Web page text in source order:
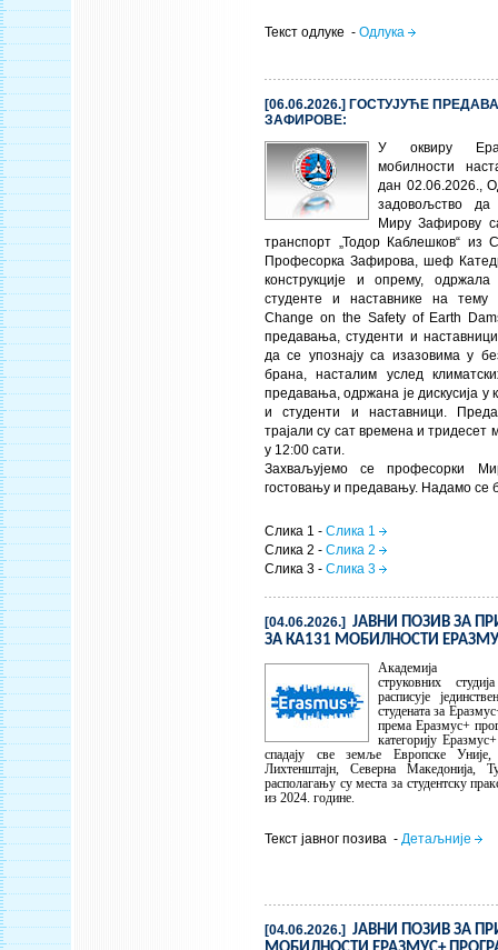
Текст одлуке - Одлука
[06.06.2026.] ГОСТУЈУЋЕ
ЗАФИРОВЕ:
У оквиру
мобилности
дан 02.06.2026.,
задовољство
Миру Зафирову
транспорт „Тодор Каблешков“ из
Професорка Зафирова, шеф
конструкције и опрему,
студенте и наставнике на тему
Change on the Safety of Earth
предавања, студенти и
да се упознају са изазовима у
брана, насталим услед
предавања, одржана је дискусија у
и студенти и наставници.
трајали су сат времена и тридесет
у 12:00 сати.
Захваљујемо се професорки
гостовању и предавању. Надамо се
Слика 1 - Слика 1
Слика 2 - Слика 2
Слика 3 - Слика 3
[04.06.2026.] ЈАВНИ ПОЗИВ ЗА
ЗА КА131 МОБИЛНОСТИ
Академија
струковних
расписује
студената за
према Еразмус+
категорију
спадају све земље Европске
Лихтенштајн, Северна Македонија,
располагању су места за студентску
из 2024. године.
Текст јавног позива - Детаљније
[04.06.2026.] ЈАВНИ ПОЗИВ ЗА